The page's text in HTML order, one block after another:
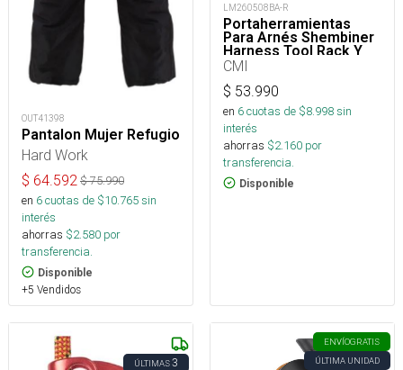
OUT41398
Pantalon Mujer Refugio
Hard Work
$ 64.592 $75.990
en 6cuotas de $10.765sin
interés
ahorras $2.580 por
transferencia.
Disponible
+5 Vendidos
LM260508BA-R
Portaherramientas
Para Arnés Shembiner
Harness Tool Rack Y
Arborismo
CMI
$ 53.990
en 6cuotas de $8.998sin
interés
ahorras $2.160 por
transferencia.
Disponible
ÚLTIMAS3
ENVÍOGRATIS
ÚLTIMA UNIDAD